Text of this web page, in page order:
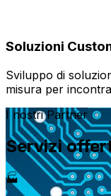
Soluzioni
Sviluppo di
misura per
I nostri Partner
Servizi
🏭